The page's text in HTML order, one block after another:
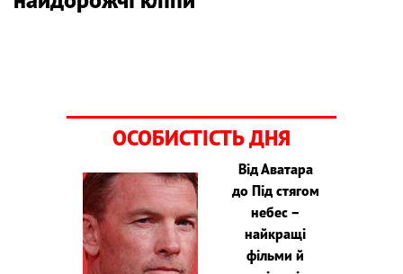
ОСОБИСТІСТЬ ДНЯ
Від Аватара
до Під стягом
небес –
найкращі
фільми й